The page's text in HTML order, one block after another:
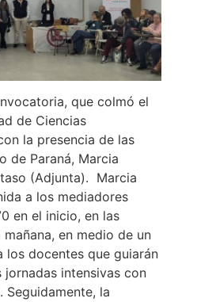
que colmó el
de Ciencias
la presencia de las
de Paraná, Marcia
(Adjunta). Marcia
a los mediadores
en el inicio, en las
en medio de un
los docentes que guiarán
intensivas con
la